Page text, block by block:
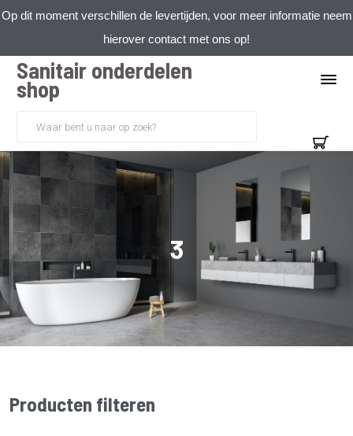
Op dit moment verschillen de levertijden, voor meer informatie neem
hierover contact met ons op!
Sanitair onderdelen
shop
3
Producten filteren